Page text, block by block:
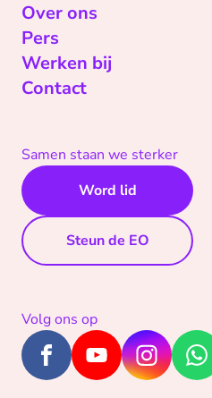
Over ons
Pers
Werken bij
Contact
Samen staan we sterker
Word lid
Steun de EO
Volg ons op